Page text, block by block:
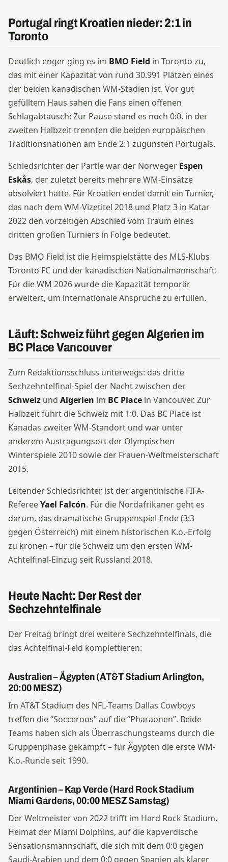
Portugal ringt Kroatien nieder: 2:1 in
Toronto
Deutlich enger ging es im BMO Field in Toronto zu,
das mit einer Kapazität von rund 30.991 Plätzen eines
der beiden kanadischen WM-Stadien ist. Vor gut
gefülltem Haus sahen die Fans einen offenen
Schlagabtausch: Zur Pause stand es noch 0:0, in der
zweiten Halbzeit trennten die beiden europäischen
Traditionsnationen am Ende 2:1 zugunsten Portugals.
Schiedsrichter der Partie war der Norweger Espen
Eskås, der zuletzt bereits mehrere WM-Einsätze
absolviert hatte. Für Kroatien endet damit ein Turnier,
das nach dem WM-Vizetitel 2018 und Platz 3 in Katar
2022 den vorzeitigen Abschied vom Traum eines
dritten großen Turniers in Folge bedeutet.
Das BMO Field ist die Heimspielstätte des MLS-Klubs
Toronto FC und der kanadischen Nationalmannschaft.
Für die WM 2026 wurde die Kapazität temporär
erweitert, um internationale Ansprüche zu erfüllen.
Läuft: Schweiz führt gegen Algerien im
BC Place Vancouver
Zum Redaktionsschluss unterwegs: das dritte
Sechzehntelfinal-Spiel der Nacht zwischen der
Schweiz und Algerien im BC Place in Vancouver. Zur
Halbzeit führt die Schweiz mit 1:0. Das BC Place ist
Kanadas zweiter WM-Standort und war unter
anderem Austragungsort der Olympischen
Winterspiele 2010 sowie der Frauen-Weltmeisterschaft
2015.
Leitender Schiedsrichter ist der argentinische FIFA-
RefereeYael Falcón. Für die Nordafrikaner geht es
darum, das dramatische Gruppenspiel-Ende (3:3
gegen Österreich) mit einem historischen K.o.-Erfolg
zu krönen – für die Schweiz um den ersten WM-
Achtelfinal-Einzug seit Russland 2018.
Heute Nacht: Der Rest der
Sechzehntelfinale
Der Freitag bringt drei weitere Sechzehntelfinals, die
das Achtelfinal-Feld komplettieren:
Australien – Ägypten (AT&T Stadium Arlington,
20:00 MESZ)
Im AT&T Stadium des NFL-Teams Dallas Cowboys
treffen die “Socceroos” auf die “Pharaonen”. Beide
Teams haben sich als Überraschungsteams durch die
Gruppenphase gekämpft – für Ägypten die erste WM-
K.o.-Runde seit 1990.
Argentinien – Kap Verde (Hard Rock Stadium
Miami Gardens, 00:00 MESZ Samstag)
Der Weltmeister von 2022 trifft im Hard Rock Stadium,
Heimat der Miami Dolphins, auf die kapverdische
Sensationsmannschaft, die sich mit dem 0:0 gegen
Saudi-Arabien und dem 0:0 gegen Spanien als klarer